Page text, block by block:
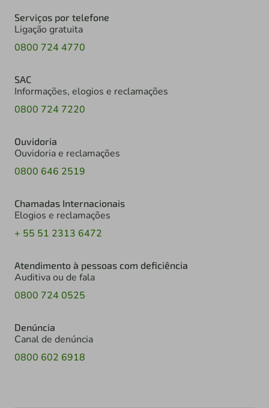
Serviços por telefone
Ligação gratuita
0800 724 4770
SAC
Informações, elogios e reclamações
0800 724 7220
Ouvidoria
Ouvidoria e reclamações
0800 646 2519
Chamadas Internacionais
Elogios e reclamações
+ 55 51 2313 6472
Atendimento à pessoas com deficiência
Auditiva ou de fala
0800 724 0525
Denúncia
Canal de denúncia
0800 602 6918